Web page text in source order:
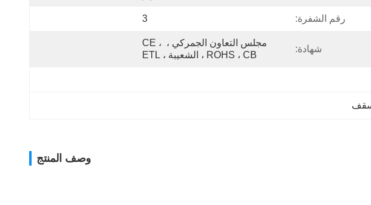
رقم الشفرة: 3
شهادة:
مجلس التعاون الجمركي ، CE ،
ROHS ، CB ، الشعيبة ، ETL
وصف المنتج